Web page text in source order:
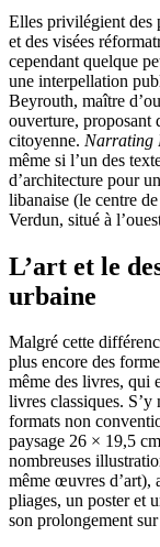
Elles privilégient des
et des visées
cependant quelque
une interpellation
Beyrouth, maître
ouverture, proposant
citoyenne. Narrating
même si l’un des
d’architecture pour
libanaise (le centre
Verdun, situé à
L’art et le
urbaine
Malgré cette
plus encore des
même des livres, qui
livres classiques. S’y
formats non
paysage 26 × 19,5
nombreuses
même œuvres d’art),
pliages, un poster et
son prolongement